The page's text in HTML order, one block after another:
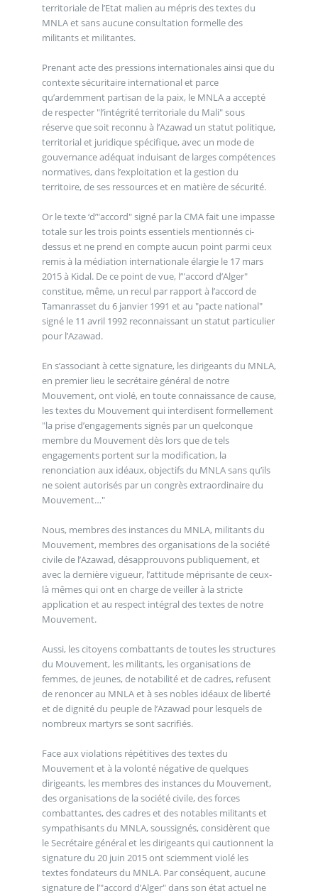
territoriale de l’Etat malien au mépris des textes du
MNLA et sans aucune consultation formelle des
militants et militantes.
Prenant acte des pressions internationales ainsi que du
contexte sécuritaire international et parce
qu’ardemment partisan de la paix, le MNLA a accepté
de respecter "l’intégrité territoriale du Mali" sous
réserve que soit reconnu à l’Azawad un statut politique,
territorial et juridique spécifique, avec un mode de
gouvernance adéquat induisant de larges compétences
normatives, dans l’exploitation et la gestion du
territoire, de ses ressources et en matière de sécurité.
Or le texte ‘d’"accord" signé par la CMA fait une impasse
totale sur les trois points essentiels mentionnés ci-
dessus et ne prend en compte aucun point parmi ceux
remis à la médiation internationale élargie le 17 mars
2015 à Kidal. De ce point de vue, l’"accord d’Alger"
constitue, même, un recul par rapport à l’accord de
Tamanrasset du 6 janvier 1991 et au "pacte national"
signé le 11 avril 1992 reconnaissant un statut particulier
pour l’Azawad.
En s’associant à cette signature, les dirigeants du MNLA,
en premier lieu le secrétaire général de notre
Mouvement, ont violé, en toute connaissance de cause,
les textes du Mouvement qui interdisent formellement
"la prise d’engagements signés par un quelconque
membre du Mouvement dès lors que de tels
engagements portent sur la modification, la
renonciation aux idéaux, objectifs du MNLA sans qu’ils
ne soient autorisés par un congrès extraordinaire du
Mouvement…"
Nous, membres des instances du MNLA, militants du
Mouvement, membres des organisations de la société
civile de l’Azawad, désapprouvons publiquement, et
avec la dernière vigueur, l’attitude méprisante de ceux-
là mêmes qui ont en charge de veiller à la stricte
application et au respect intégral des textes de notre
Mouvement.
Aussi, les citoyens combattants de toutes les structures
du Mouvement, les militants, les organisations de
femmes, de jeunes, de notabilité et de cadres, refusent
de renoncer au MNLA et à ses nobles idéaux de liberté
et de dignité du peuple de l’Azawad pour lesquels de
nombreux martyrs se sont sacrifiés.
Face aux violations répétitives des textes du
Mouvement et à la volonté négative de quelques
dirigeants, les membres des instances du Mouvement,
des organisations de la société civile, des forces
combattantes, des cadres et des notables militants et
sympathisants du MNLA, soussignés, considèrent que
le Secrétaire général et les dirigeants qui cautionnent la
signature du 20 juin 2015 ont sciemment violé les
textes fondateurs du MNLA. Par conséquent, aucune
signature de l’"accord d’Alger" dans son état actuel ne